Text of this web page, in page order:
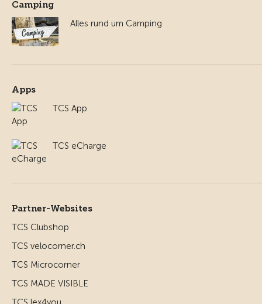
Camping
Alles rund um Camping
Apps
TCS App
TCS eCharge
Partner-Websites
TCS Clubshop
TCS velocorner.ch
TCS Microcorner
TCS MADE VISIBLE